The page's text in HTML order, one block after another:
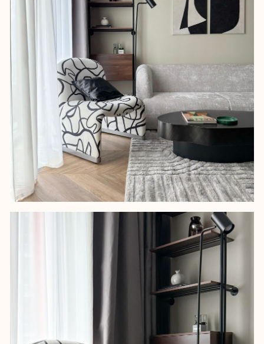
Общая база отделки с другим
объектом, но разное настроение
интерьера – квартиры не
конкурируют между собой.
Строгая эстетика и графичные
акценты рассчитаны на более
деловых, прагматичных
арендаторов.
Нестандартная мебель из Китая,
отдельно стоящая раковина,
тканевые панели и ниши с
подсветкой добавляют
выразительности.
Уровень дизайна и
функциональности заметно выше
типовых решений в локации – это
гарантирует стабильный спрос и
высокую ставку аренды.